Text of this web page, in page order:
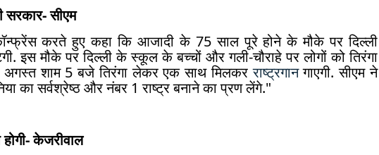
सरकार- सीएम
करते हुए कहा कि आजादी के 75 साल पूरे होने के मौके पर दिल्ली
इस मौके पर दिल्ली के स्कूल के बच्चों और गली-चौराहे पर लोगों को तिरंगा
अगस्त शाम 5 बजे तिरंगा लेकर एक साथ मिलकरराष्ट्रगानगाएगी. सीएम ने
का सर्वश्रेष्ठ और नंबर 1 राष्ट्र बनाने का प्रण लेंगे."
होगी- केजरीवाल